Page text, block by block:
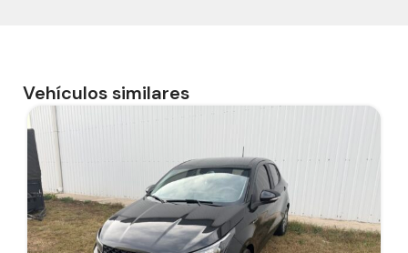
Vehículos similares